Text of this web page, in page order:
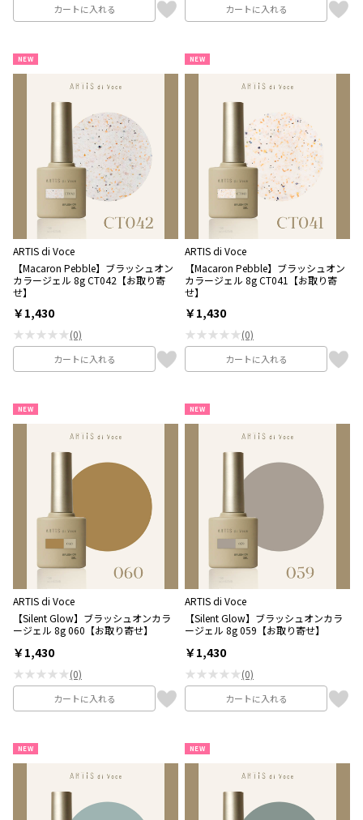
カートに入れる カートに入れる
NEW
ARTIS di Voce
【Macaron Pebble】ブラッシュオン
カラージェル 8g CT042【お取り寄
せ】
￥1,430
★★★★★(0)
カートに入れる
NEW
ARTIS di Voce
【Macaron Pebble】ブラッシュオン
カラージェル 8g CT041【お取り寄
せ】
￥1,430
★★★★★(0)
カートに入れる
NEW
ARTIS di Voce
【Silent Glow】ブラッシュオンカラ
ージェル 8g 060【お取り寄せ】
￥1,430
★★★★★(0)
カートに入れる
NEW
ARTIS di Voce
【Silent Glow】ブラッシュオンカラ
ージェル 8g 059【お取り寄せ】
￥1,430
★★★★★(0)
カートに入れる
NEW NEW